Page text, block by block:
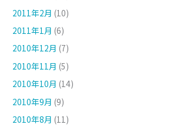
2011年2月 (10)
2011年1月 (6)
2010年12月 (7)
2010年11月 (5)
2010年10月 (14)
2010年9月 (9)
2010年8月 (11)